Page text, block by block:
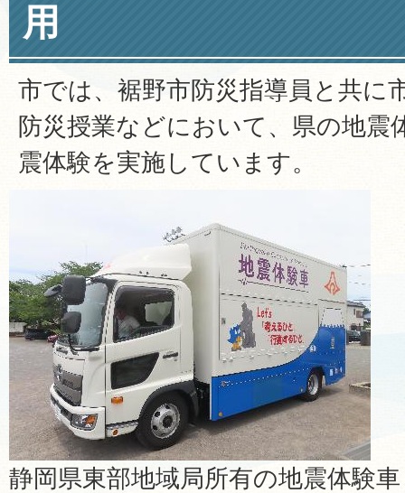
用
市では、裾野市防災指導員と共に
防災授業などにおいて、県の地震
震体験を実施しています。
静岡県東部地域局所有の地震体験車